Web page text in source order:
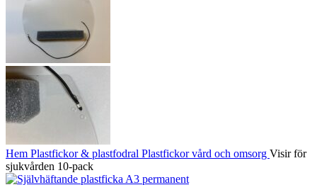
Hem Plastfickor & plastfodral Plastfickor vård och omsorg Visir för
sjukvården 10-pack